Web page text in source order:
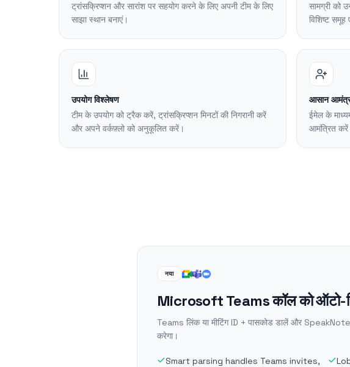
ट्रांसक्रिप्शन और सारांश पर सहयोग करने के लिए अपनी टीम के लिए
साझा स्थान बनाएं।
सामग्री को
विशिष्ट
उपयोग विश्लेषण
टीम के उपयोग को ट्रैक करें, ट्रांसक्रिप्शन मिनटों की निगरानी करें
और अपने वर्कफ़्लो को अनुकूलित करें।
आसान
ईमेल के
आमंत्रित
नया
Microsoft Teams कॉल को ऑटो-
Teams लिंक या मीटिंग ID + पासकोड डालें और
करेगा।
Smart parsing handles Teams invites,